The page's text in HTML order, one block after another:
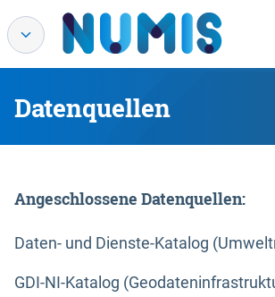
Datenquellen
Angeschlossene Datenquellen:
Daten- und Dienste-Katalog
GDI-NI-Katalog